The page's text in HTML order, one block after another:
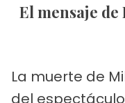
El mensaje de La China tras la muerte
La muerte de
del